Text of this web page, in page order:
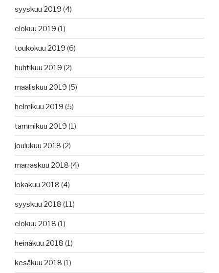
syyskuu 2019 (4)
elokuu 2019 (1)
toukokuu 2019 (6)
huhtikuu 2019 (2)
maaliskuu 2019 (5)
helmikuu 2019 (5)
tammikuu 2019 (1)
joulukuu 2018 (2)
marraskuu 2018 (4)
lokakuu 2018 (4)
syyskuu 2018 (11)
elokuu 2018 (1)
heinäkuu 2018 (1)
kesäkuu 2018 (1)